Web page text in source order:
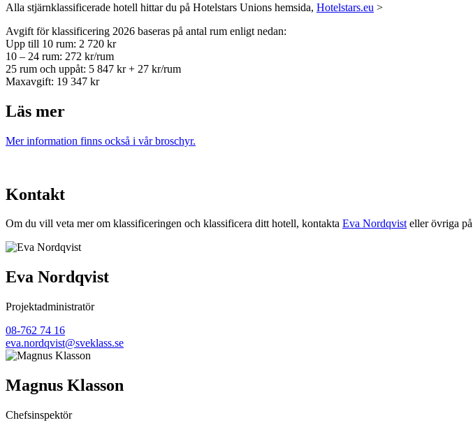
Alla stjärnklassificerade hotell hittar du på Hotelstars Unions hemsida, Hotelstars.eu >
Avgift för klassificering 2026 baseras på antal rum enligt nedan:
Upp till 10 rum: 2 720 kr
10 – 24 rum: 272 kr/rum
25 rum och uppåt: 5 847 kr + 27 kr/rum
Maxavgift: 19 347 kr
Läs mer
Mer information finns också i vår broschyr.
Kontakt
Om du vill veta mer om klassificeringen och klassificera ditt hotell, kontakta Eva Nordqvisteller övriga på
Eva Nordqvist
Projektadministratör
08-762 74 16
eva.nordqvist@sveklass.se
Magnus Klasson
Chefsinspektör